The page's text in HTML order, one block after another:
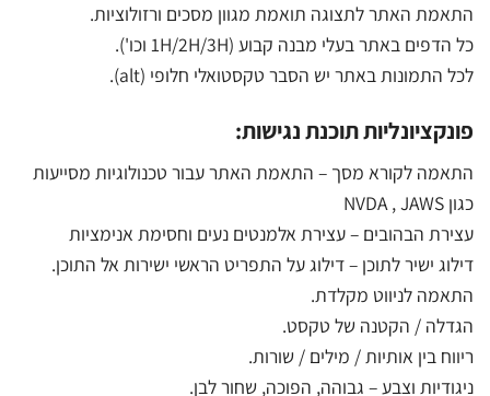
התאמת האתר לתצוגה תואמת מגוון מסכים ורזולוציות.
כל הדפים באתר בעלי מבנה קבוע (1H/2H/3H וכו').
לכל התמונות באתר יש הסבר טקסטואלי חלופי (alt).
פונקציונליות תוכנת נגישות:
התאמה לקורא מסך – התאמת האתר עבור טכנולוגיות מסייעות
כגון NVDA , JAWS
עצירת הבהובים – עצירת אלמנטים נעים וחסימת אנימציות
דילוג ישיר לתוכן – דילוג על התפריט הראשי ישירות אל התוכן.
התאמה לניווט מקלדת.
הגדלה / הקטנה של טקסט.
ריווח בין אותיות / מילים / שורות.
ניגודיות וצבע – גבוהה, הפוכה, שחור לבן.